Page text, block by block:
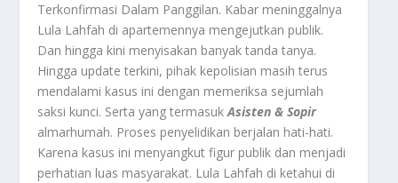
Terkonfirmasi Dalam Panggilan. Kabar meninggalnya
Lula Lahfah di apartemennya mengejutkan publik.
Dan hingga kini menyisakan banyak tanda tanya.
Hingga update terkini, pihak kepolisian masih terus
mendalami kasus ini dengan memeriksa sejumlah
saksi kunci. Serta yang termasukAsisten & Sopir
almarhumah. Proses penyelidikan berjalan hati-hati.
Karena kasus ini menyangkut figur publik dan menjadi
perhatian luas masyarakat. Lula Lahfah di ketahui di